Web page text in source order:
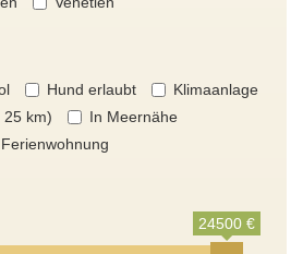
Hund erlaubt
Klimaanlage
25 km)
In Meernähe
Ferienwohnung
24500 €